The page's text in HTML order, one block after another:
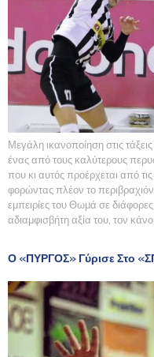
Μεγάλη ικανοποίηση στις
ένας από τους καλύτερους
που κι αυτός προέρχεται από
φορώντας πλέον το
εμπειρίες του Θωμά σε
αδιαμφισβήτη αξία του, τον
Ο «ΠΥΡΓΟΣ» Γύρισε Στο